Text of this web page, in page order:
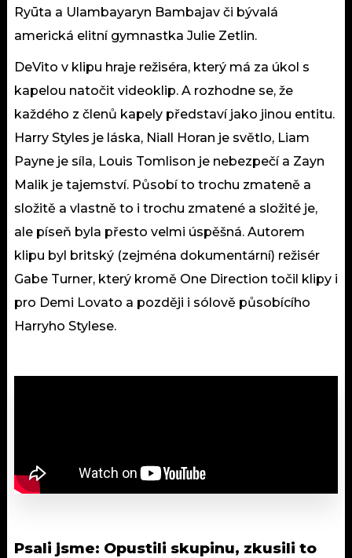
Ryūta a Ulambayaryn Bambajav či bývalá
americká elitní gymnastka Julie Zetlin.
DeVito v klipu hraje režiséra, který má za úkol s
kapelou natočit videoklip. A rozhodne se, že
každého z členů kapely představí jako jinou entitu.
Harry Styles je láska, Niall Horan je světlo, Liam
Payne je síla, Louis Tomlison je nebezpečí a Zayn
Malik je tajemství. Působí to trochu zmateně a
složitě a vlastně to i trochu zmatené a složité je,
ale píseň byla přesto velmi úspěšná. Autorem
klipu byl britský (zejména dokumentární) režisér
Gabe Turner, který kromě One Direction točil klipy i
pro Demi Lovato a později i sólově působícího
Harryho Stylese.
Psali jsme: Opustili skupinu, zkusili to